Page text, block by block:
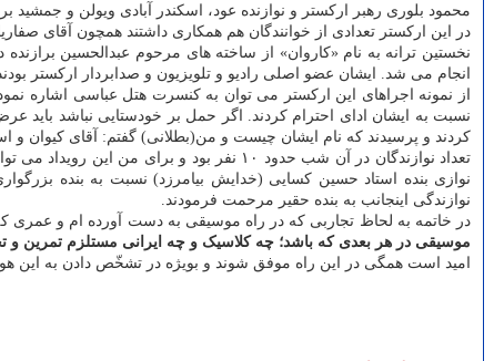
محمود بلوری رهبر ارکستر و نوازنده عود، اسکندر آبادی ویولن و جمشید
در این ارکستر تعدادی از خوانندگان هم همکاری داشتند همچون آقای
نخستین ترانه به نام «کاروان» از ساخته های مرحوم عبدالحسین
انجام می شد. ایشان عضو اصلی رادیو و تلویزیون و صدابردار ارکستر
نسبت به ایشان ادای احترام کردند. اگر حمل بر خودستایی نباشد باید
کردند و پرسیدند که نام ایشان چیست و من(بطلانی) گفتم: آقای کیوان و
تعداد نوازندگان در آن شب حدود ۱۰ نفر
نوازی بنده استاد حسین کسایی (خدایش بیامرزد) نسبت به بنده
نوازندگی اینجانب به بنده حقیر مرحمت فرمودند.
در خاتمه به لحاظ تجاربی که در راه موسیقی به دست آورده ام و عمری
موسیقی در هر بعدی که باشد؛ چه کلاسیک و چه ایرانی مستلزم تمرین و
امید است همگی در این راه موفق شوند و بویژه در تشخّص دادن به این